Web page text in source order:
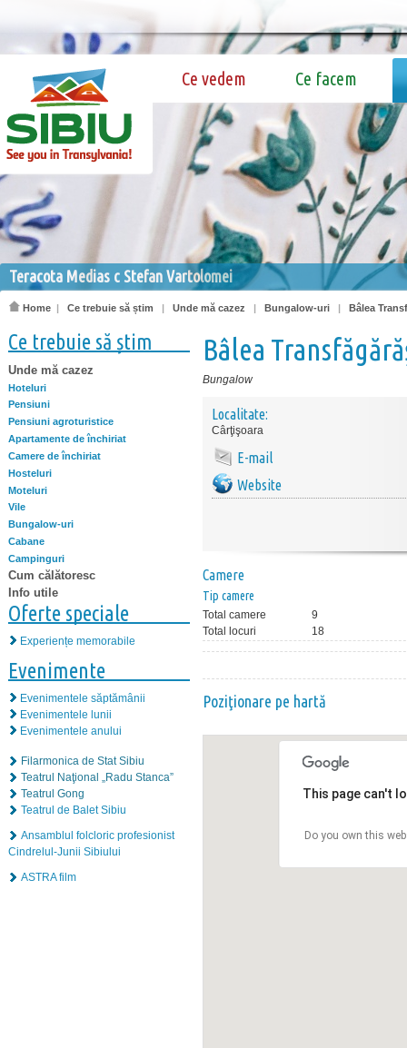
Ce vedem Ce facem
Teracota Medias c Stefan Vartolomei
Home | Ce trebuie să știm | Unde mă cazez | Bungalow-uri | Bâlea
Ce trebuie să știm
Unde mă cazez
Hoteluri
Pensiuni
Pensiuni agroturistice
Apartamente de închiriat
Camere de închiriat
Hosteluri
Moteluri
Vile
Bungalow-uri
Cabane
Campinguri
Cum călătoresc
Info utile
Oferte speciale
Experiențe memorabile
Evenimente
Evenimentele săptămânii
Evenimentele lunii
Evenimentele anului
Filarmonica de Stat Sibiu
Teatrul Naţional „Radu Stanca”
Teatrul Gong
Teatrul de Balet Sibiu
Ansamblul folcloric profesionist
Cindrelul-Junii Sibiului
ASTRA film
Bâlea
Bungalow
Localitate:
Cârţişoara
E-mail
Website
Camere
Tip camere
Total camere
9
Total locuri
18
Poziţionare pe hartă
This page can't
Do you own this